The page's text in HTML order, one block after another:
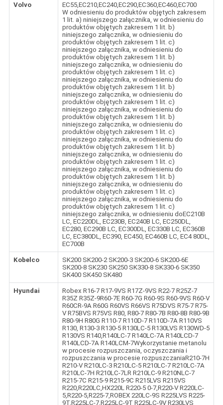
Volvo
EC55,EC210,EC240,EC290,EC360,EC460,EC700
W odniesieniu do produktów objętych zakresem
1 lit. a) niniejszego załącznika, w odniesieniu do
produktów objętych zakresem 1 lit. b)
niniejszego załącznika, w odniesieniu do
produktów objętych zakresem 1 lit. c)
niniejszego załącznika, w odniesieniu do
produktów objętych zakresem 1 lit. b)
niniejszego załącznika, w odniesieniu do
produktów objętych zakresem 1 lit. c)
niniejszego załącznika, w odniesieniu do
produktów objętych zakresem 1 lit. b)
niniejszego załącznika, w odniesieniu do
produktów objętych zakresem 1 lit. c)
niniejszego załącznika, w odniesieniu do
produktów objętych zakresem 1 lit. b)
niniejszego załącznika, w odniesieniu do
produktów objętych zakresem 1 lit. c)
niniejszego załącznika, w odniesieniu do
produktów objętych zakresem 1 lit. b)
niniejszego załącznika, w odniesieniu do
produktów objętych zakresem 1 lit. c)
niniejszego załącznika, w odniesieniu do
produktów objętych zakresem 1 lit. b)
niniejszego załącznika, w odniesieniu do
produktów objętych zakresem 1 lit. c)
niniejszego załącznika, w odniesieniu do
produktów objętych zakresem 1 lit. c)
niniejszego załącznika, w odniesieniu doEC210B
LC, EC220DL, EC230B, EC240B LC, EC250DL,
EC280, EC290B LC, EC300DL, EC330B LC, EC360B
LC, EC380DL, EC390, EC450, EC460B LC, EC4 80DL,
EC700B
Kobelco
SK200 SK200-2 SK200-3 SK200-6 SK200-6E
SK200-8 SK230 SK250 SK330-8 SK330-6 SK350
SK400 SK450 SK480
Hyundai
Robex R16-7 R17-9VS R17Z-9VS R22-7 R25Z-7
R35Z R35Z-9R60-7E R60-7G R60-9S R60-9VS R60-V
R60CR-9A R60G R60VS R66VS R75DVS R75-7 R75-
V R75BVS R75VS R80, R80-7 R80-7B R80-8B R80-9B
R80-9H R80G R110-7 R110D-7 R110D-7A R110VS
R130, R130-3 R130-5 R130LC-5 R130LVS R130WD-5
R130VS R140,R140LC-7 R140LC-7A R140LCD-7
R140LCD-7A R140LCM-7Wykorzystanie metanolu
w procesie rozpuszczania, oczyszczania i
rozpuszczania w procesie rozpuszczaniaR210-7H
R210-V R210LC-3 R210LC-5 R210LC-7 R210LC-7A
R210LC-7H R210LC-7LR R210LC-9 R210NLC-7
R215-7C R215-9 R215-9C R215LVS R215VS
R220,R220LC,HX220L R220-5 0-7,R220-V R220LC-
5,R220-5,R225-7,ROBEX 220LC-9S R225LVS R225-
9T,R225LC-7,R225LC-9T R225LC-9V R230LVS